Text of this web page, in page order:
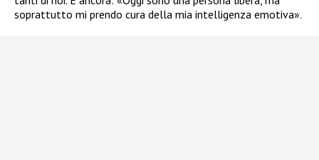
soprattutto mi prendo cura della mia intelligenza emotiva».